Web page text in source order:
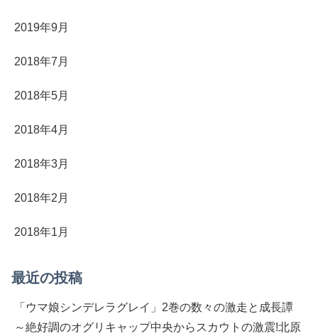
2019年9月
2018年7月
2018年5月
2018年4月
2018年3月
2018年2月
2018年1月
最近の投稿
「ウマ娘シンデレラグレイ」2巻の数々の激走と成長譚
～絶好調のオグリキャップ中央からスカウトの激震!北原